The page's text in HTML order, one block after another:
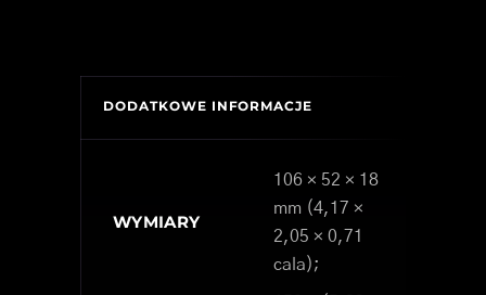
DODATKOWE INFORMACJE
WYMIARY
106 × 52 × 18
mm (4,17 ×
2,05 × 0,71
cala);